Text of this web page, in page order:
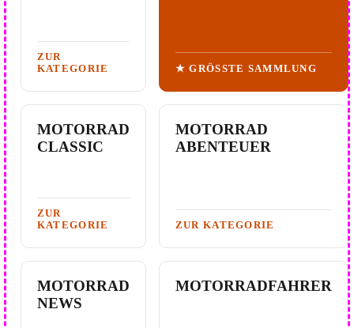
ZUR
KATEGORIE
★ GRÖSSTE SAMMLUNG
MOTORRAD
CLASSIC
ZUR
KATEGORIE
MOTORRAD
ABENTEUER
ZUR KATEGORIE
MOTORRAD
NEWS
MOTORRADFAHRER